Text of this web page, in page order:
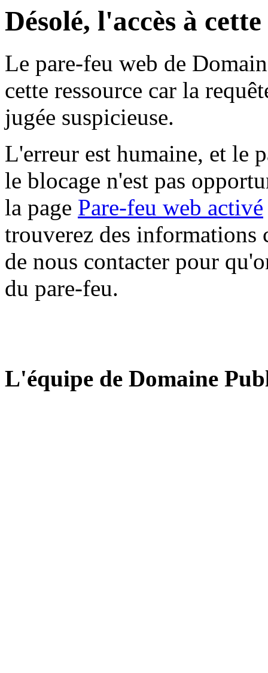
Désolé, l'accès à
Le pare-feu web de
cette ressource car la
jugée suspicieuse.
L'erreur est humaine, et le
le blocage n'est pas
la page Pare-feu web activé
trouverez des informations
de nous contacter pour
du pare-feu.
L'équipe de Domaine